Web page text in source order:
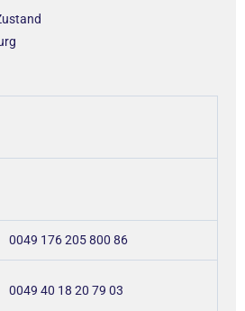
0049 176 205 800 86
0049 40 18 20 79 03